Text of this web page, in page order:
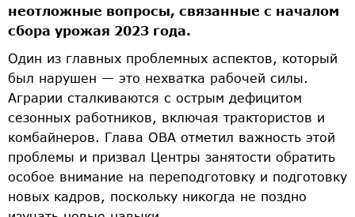
неотложные вопросы, связанные с началом
сбора урожая 2023 года.
Один из главных проблемных аспектов, который
был нарушен — это нехватка рабочей силы.
Аграрии сталкиваются с острым дефицитом
сезонных работников, включая трактористов и
комбайнеров. Глава ОВА отметил важность этой
проблемы и призвал Центры занятости обратить
особое внимание на переподготовку и подготовку
новых кадров, поскольку никогда не поздно